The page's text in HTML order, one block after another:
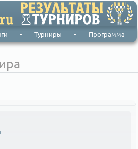
• Турниры • Программа